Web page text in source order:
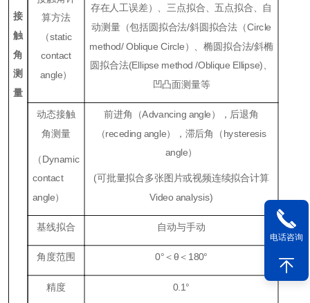
接
触
角
测
量
算方法
（static
contact
angle）
存在人工误差）、三点拟合、五点拟合、自
动测量（包括圆拟合法/斜圆拟合法（Circle
method/ Oblique Circle）、椭圆拟合法/斜椭
圆拟合法(Ellipse method /Oblique Ellipse)、
凹凸面测量等
动态接触
角测量
（Dynamic
contact
angle）
前进角（Advancing angle），后退角
（receding angle），滞后角（hysteresis
angle）
(可批量拟合多张图片或视频连续拟合计算
Video analysis)
基线拟合 自动与手动
角度范围 0°＜θ＜180°
精度 0.1°
电话咨询